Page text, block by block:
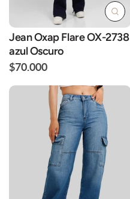
Jean Oxap Flare OX-2738
azul Oscuro
$70.000